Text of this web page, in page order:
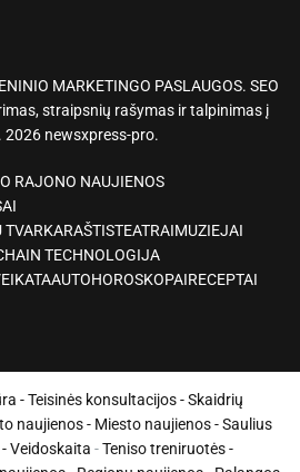
MARKETINGO PASLAUGOS. SEO
straipsnių rašymas ir talpinimas į
newsxpress-pro.
RAJONO NAUJIENOS
TVARKARAŠTISTEATRAIMUZIEJAI
TECHNOLOGIJA
AUTOHOROSKOPAIRECEPTAI
-Teisinės konsultacijos-Skaidrių
naujienos- Miesto naujienos-Saulius
-Veidoskaita -Teniso treniruotės-